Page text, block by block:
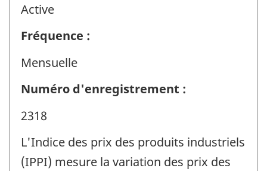
Active
Fréquence :
Mensuelle
Numéro d'enregistrement :
2318
L'Indice des prix des produits industriels
(IPPI) mesure la variation des prix des